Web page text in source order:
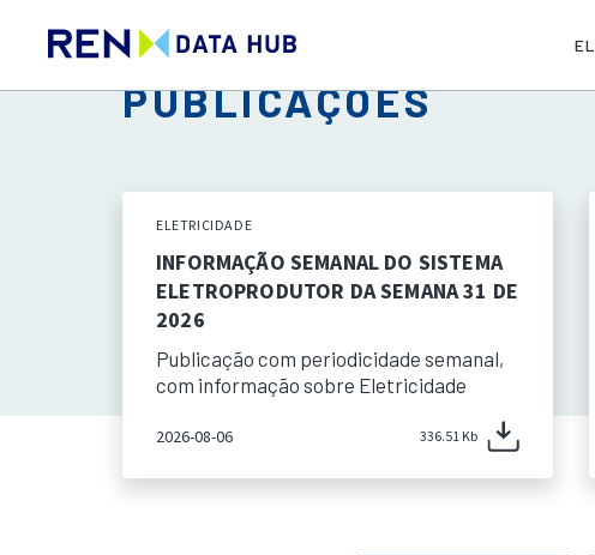
PUBLICAÇÕES
ELETRICIDADE
INFORMAÇÃO SEMANAL DO SISTEMA
ELETROPRODUTOR DA SEMANA 31 DE
2026
Publicação com periodicidade semanal,
com informação sobre Eletricidade
2026-08-06 336.51 Kb